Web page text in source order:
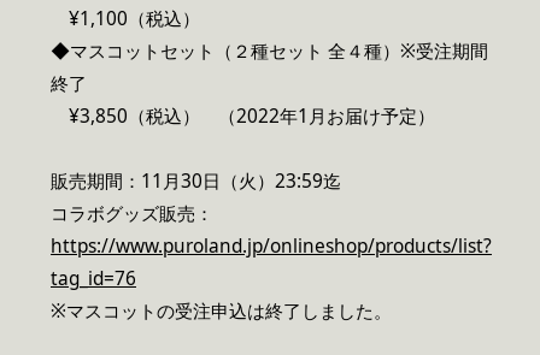
¥1,100（税込）
◆マスコットセット（２種セット 全４種）※受注期間
終了
¥3,850（税込） （2022年1月お届け予定）
販売期間：11月30日（火）23:59迄
コラボグッズ販売：
https://www.puroland.jp/onlineshop/products/list?
tag_id=76
※マスコットの受注申込は終了しました。